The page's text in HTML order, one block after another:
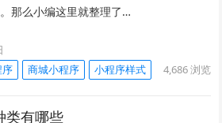
那么小编这里就整理了…
商城小程序 小程序样式 4,686浏览
类有哪些